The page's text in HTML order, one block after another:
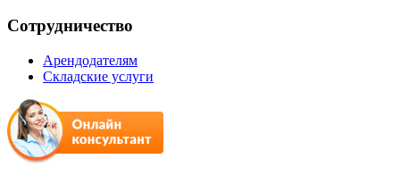
Сотрудничество
Арендодателям
Складские услуги